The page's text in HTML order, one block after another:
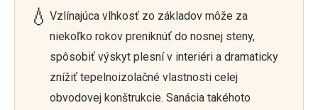
💧 Vzlínajúca vlhkosť zo základov môže za
niekoľko rokov preniknúť do nosnej steny,
spôsobiť výskyt plesní v interiéri a dramaticky
znížiť tepelnoizolačné vlastnosti celej
obvodovej konštrukcie. Sanácia takéhoto